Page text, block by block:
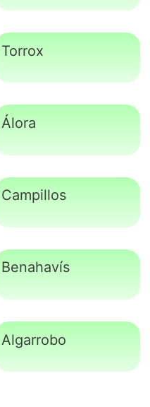
Torrox
Álora
Campillos
Benahavís
Algarrobo